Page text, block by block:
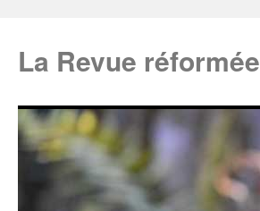
La Revue réformée